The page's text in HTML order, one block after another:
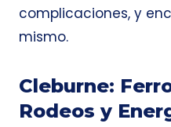
complicaciones, y
mismo.
Cleburne:
Rodeos y